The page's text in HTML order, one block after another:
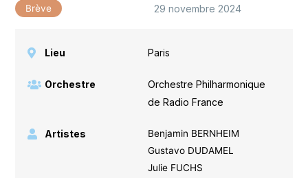
Brève 29 novembre 2024
Lieu Paris
Orchestre
Orchestre Philharmonique
de Radio France
Artistes
Benjamin BERNHEIM
Gustavo DUDAMEL
Julie FUCHS